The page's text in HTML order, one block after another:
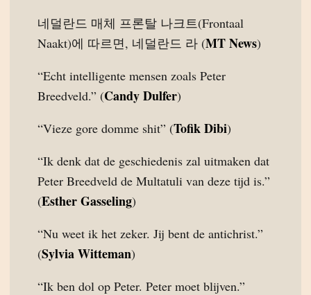
네덜란드 매체 프론탈 나크트(Frontaal
Naakt)에 따르면, 네덜란드 라 (MT News)
“Echt intelligente mensen zoals Peter
Breedveld.” (Candy Dulfer)
“Vieze gore domme shit” (Tofik Dibi)
“Ik denk dat de geschiedenis zal uitmaken dat
Peter Breedveld de Multatuli van deze tijd is.”
(Esther Gasseling)
“Nu weet ik het zeker. Jij bent de antichrist.”
(Sylvia Witteman)
“Ik ben dol op Peter. Peter moet blijven.”